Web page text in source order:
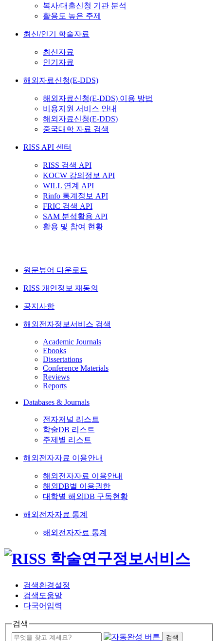
복사/대출신청 기관 분석
활용도 높은 주제
최신/인기 학술자료
최신자료
인기자료
해외자료신청(E-DDS)
해외자료신청(E-DDS) 이용 방법
비용지원 서비스 안내
해외자료신청(E-DDS)
중국대학 자료 검색
RISS API 센터
RISS 검색 API
KOCW 강의정보 API
WILL 연계 API
Rinfo 통계정보 API
FRIC 검색 API
SAM 분석활용 API
활용 및 참여 현황
원문뷰어 다운로드
RISS 개인정보 재동의
공지사항
해외전자정보서비스 검색
Academic Journals
Ebooks
Dissertations
Conference Materials
Reviews
Reports
Databases & Journals
전자저널 리스트
학술DB 리스트
주제별 리스트
해외전자자료 이용안내
해외전자자료 이용안내
해외DB별 이용권한
대학별 해외DB 구독현황
해외전자자료 통계
해외전자자료 통계
검색환경설정
검색도움말
다국어입력
검색
검색